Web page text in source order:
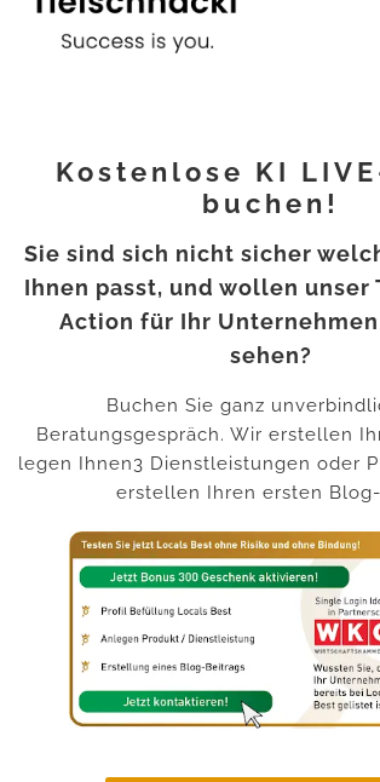
Kostenlose KI
buchen!
Sie sind sich nicht sicher
Ihnen passt, und wollen unser
Action für Ihr
sehen?
Buchen Sie ganz
Beratungsgespräch. Wir erstellen
legen Ihnen3 Dienstleistungen oder
erstellen Ihren ersten Blog-